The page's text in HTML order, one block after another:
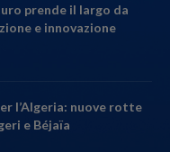
prende il largo da
e innovazione
l’Algeria: nuove rotte
e Béjaïa